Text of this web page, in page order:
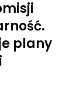
plany